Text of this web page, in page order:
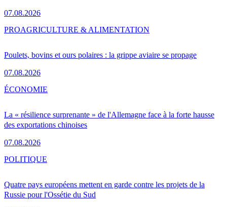
07.08.2026
Poulets, bovins et ours polaires : la grippe aviaire se propage
07.08.2026
PROAGRICULTURE & ALIMENTATION
La « résilience surprenante » de l'Allemagne face à la forte hausse
des exportations chinoises
07.08.2026
ÉCONOMIE
Quatre pays européens mettent en garde contre les projets de la
Russie pour l'Ossétie du Sud
POLITIQUE